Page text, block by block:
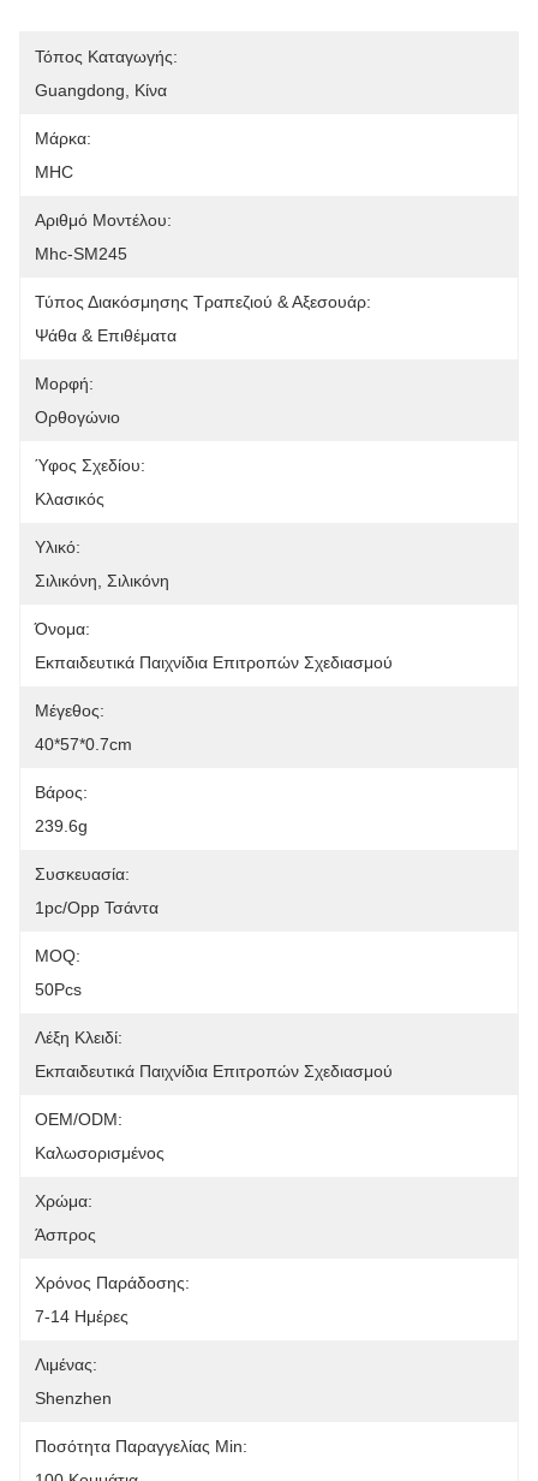
Τόπος Καταγωγής:
Guangdong, Κίνα
Μάρκα:
MHC
Αριθμό Μοντέλου:
Mhc-SM245
Τύπος Διακόσμησης Τραπεζιού & Αξεσουάρ:
Ψάθα & Επιθέματα
Μορφή:
Ορθογώνιο
Ύφος Σχεδίου:
Κλασικός
Υλικό:
Σιλικόνη, Σιλικόνη
Όνομα:
Εκπαιδευτικά Παιχνίδια Επιτροπών Σχεδιασμού
Μέγεθος:
40*57*0.7cm
Βάρος:
239.6g
Συσκευασία:
1pc/opp Τσάντα
MOQ:
50Pcs
Λέξη Κλειδί:
Εκπαιδευτικά Παιχνίδια Επιτροπών Σχεδιασμού
OEM/ODM:
Καλωσορισμένος
Χρώμα:
Άσπρος
Χρόνος Παράδοσης:
7-14 Ημέρες
Λιμένας:
Shenzhen
Ποσότητα Παραγγελίας Min: